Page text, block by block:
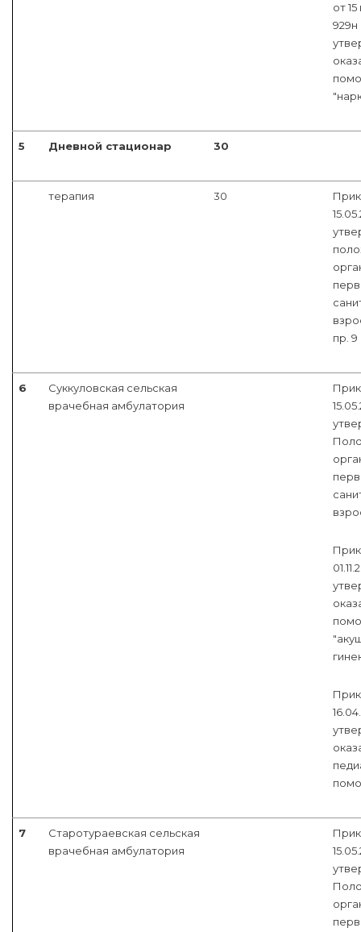
от
5 Дневной стационар 30
терапия 30
пр. 9
6
Суккуловская сельская
врачебная амбулатория
7
Старотураевская сельская
врачебная амбулатория